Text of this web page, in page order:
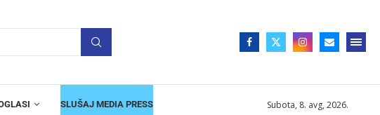
SLUŠAJ MEDIA PRESS Subota, 8. avg, 2026.